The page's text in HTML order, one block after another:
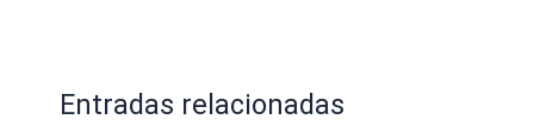
Entradas relacionadas